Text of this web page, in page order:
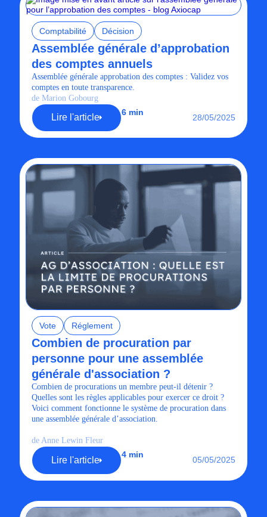
Comptabilité Décision
Assemblée générale d’approbation
des comptes annuels
Assemblée générale approbation des comptes : Validez vos
comptes en toute transparence.
de Marion Gobourg
Lire l'article
6 min
28/05/2025
Vote Réglement
Combien de procuration par
personne pour une assemblée
générale d'association ?
Combien de procurations un membre peut-il détenir ?
Quelles sont les règles applicables pour exercer ce droit ?
Voici comment fonctionne le système de procuration dans
une assemblée générale d’association.
de Anne Lewin Fleur
Lire l'article
4 min
05/05/2025